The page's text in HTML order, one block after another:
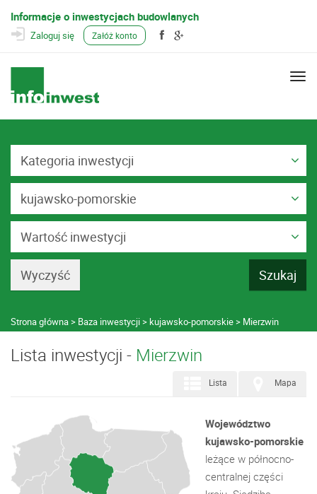
Informacje o inwestycjach budowlanych
Zaloguj się Załóż konto
Kategoria inwestycji
kujawsko-pomorskie
Wartość inwestycji
Strona główna Baza inwestycji kujawsko-pomorskie Mierzwin
Lista inwestycji - Mierzwin
Mapa
Lista
Województwo
kujawsko-pomorskie
leżące w północno-
centralnej części